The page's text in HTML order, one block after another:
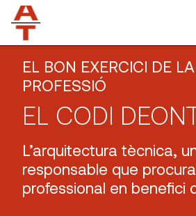
EL BON EXERCICI DE LA
PROFESSIÓ
EL CODI
L’arquitectura tècnica,
responsable que procura
professional en benefici